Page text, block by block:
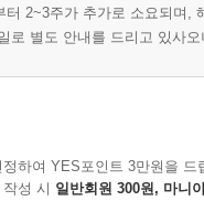
터 2~3주가 추가로 소요되며,
로 별도 안내를 드리고 있사
하여 YES포인트 3만원을 드
성 시 일반회원 300원, 마니